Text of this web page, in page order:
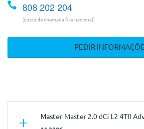
808 202 204
(custo de chamada fixa nacional)
PEDIR
Master Master 2.0 dCi L2 4T0